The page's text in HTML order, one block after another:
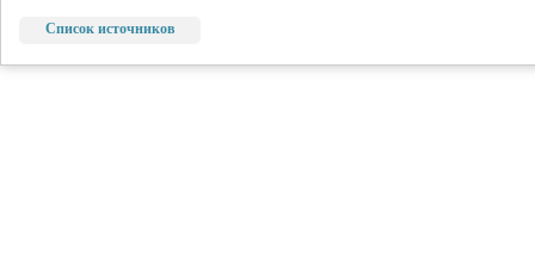
Список источников